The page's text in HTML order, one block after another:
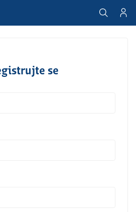
se